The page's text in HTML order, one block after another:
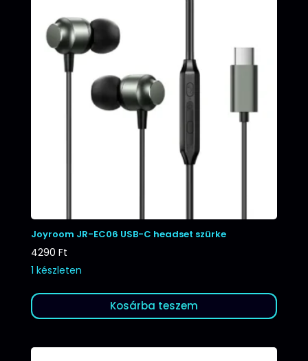
Joyroom JR-EC06 USB-C headset szürke
4290 Ft
1 készleten
Kosárba teszem